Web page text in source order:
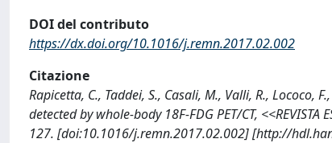
DOI del contributo
https://dx.doi.org/10.1016/j.remn.2017.02.002
Citazione
Rapicetta, C., Taddei, S., Casali, M., Valli, R.,
detected by whole-body 18F-FDG PET/CT, <<REVISTA
127. [doi:10.1016/j.remn.2017.02.002] [http://